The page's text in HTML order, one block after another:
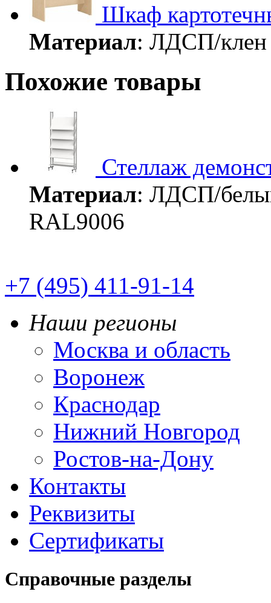
Шкаф
Материал: ЛДСП/
Похожие товары
Стеллаж
Материал: ЛДСП/
RAL9006
+7 (495) 411-91-14
Наши регионы
Москва и область
Воронеж
Краснодар
Нижний Новгород
Ростов-на-Дону
Контакты
Реквизиты
Сертификаты
Справочные разделы